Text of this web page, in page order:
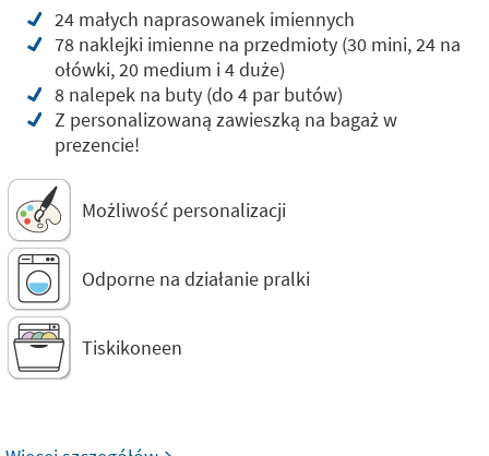
24 małych naprasowanek imiennych
78 naklejki imienne na przedmioty (30 mini, 24 na
ołówki, 20 medium i 4 duże)
8 nalepek na buty (do 4 par butów)
Z personalizowaną zawieszką na bagaż w
prezencie!
Możliwość personalizacji
Odporne na działanie pralki
Tiskikoneen